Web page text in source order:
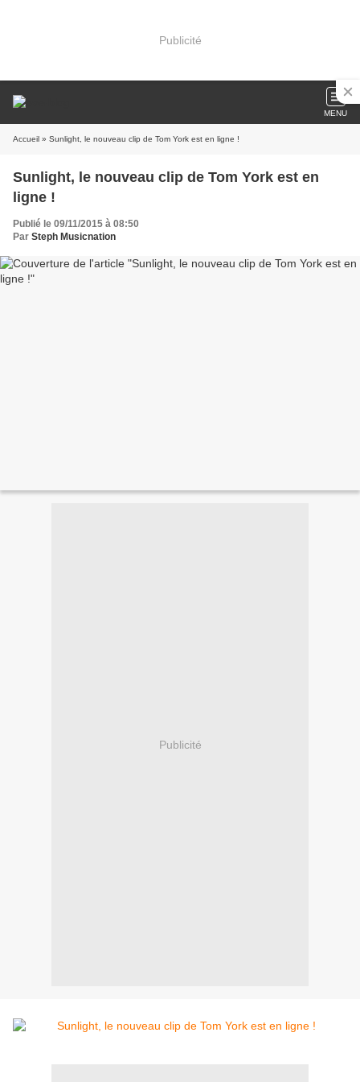
Publicité
MENU
Accueil » Sunlight, le nouveau clip de Tom York est en ligne !
Sunlight, le nouveau clip de Tom York est en
ligne !
Publié le 09/11/2015 à 08:50
Par Steph Musicnation
Publicité